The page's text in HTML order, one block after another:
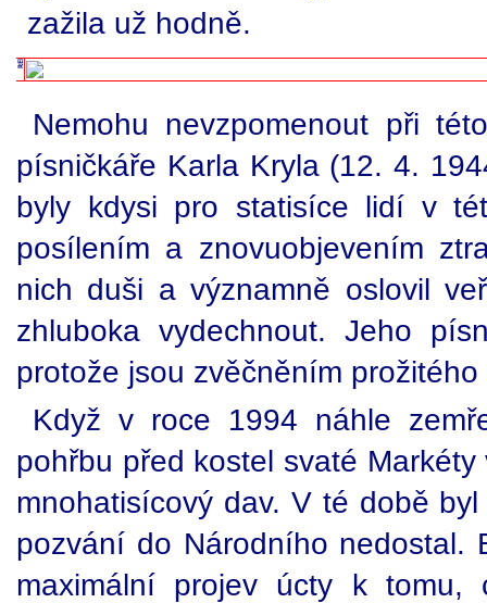
zažila už hodně.
Nemohu nevzpomenout při
písničkáře Karla Kryla (12. 4.
byly kdysi pro statisíce lidí v
posílením a znovuobjevením
nich duši a významně oslovil
zhluboka vydechnout. Jeho
protože jsou zvěčněním
Když v roce 1994 náhle
pohřbu před kostel svaté
mnohatisícový dav. V té době
pozvání do Národního nedostal.
maximální projev úcty k